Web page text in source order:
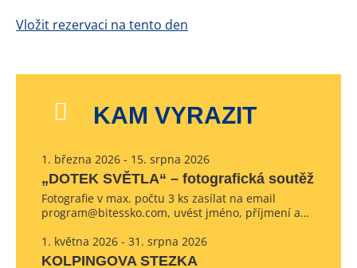
Vložit rezervaci na tento den
KAM VYRAZIT
1. března 2026 - 15. srpna 2026
„DOTEK SVĚTLA“ – fotografická soutěž
Fotografie v max. počtu 3 ks zasílat na email
program@bitessko.com, uvést jméno, příjmení a…
1. května 2026 - 31. srpna 2026
KOLPINGOVA STEZKA